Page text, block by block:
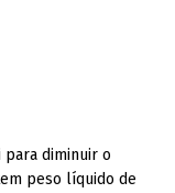
diminuir o
peso líquido de